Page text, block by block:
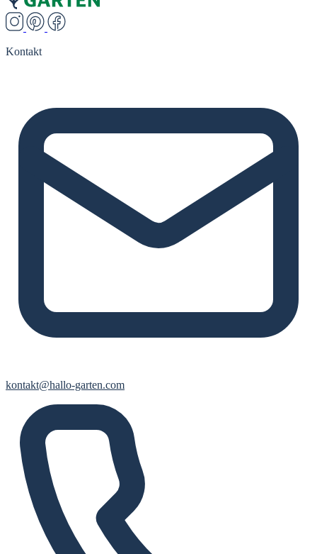
Kontakt
kontakt@hallo-garten.com